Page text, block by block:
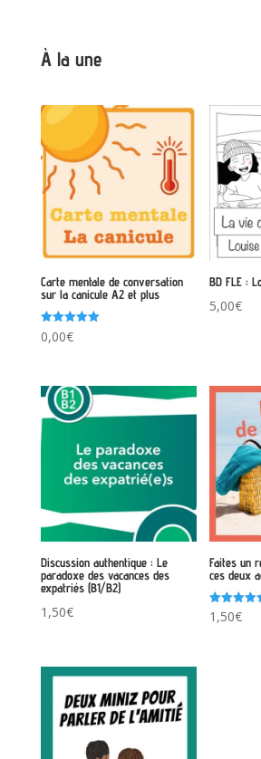
À la une
Carte mentale de conversation
sur la canicule A2 et plus
Note
5.00
0,00€
BD FLE :
5,00€
Discussion authentique : Le
paradoxe des vacances des
expatriés (B1/B2)
1,50€
Faites un
ces deux
Note
5.00
1,50€